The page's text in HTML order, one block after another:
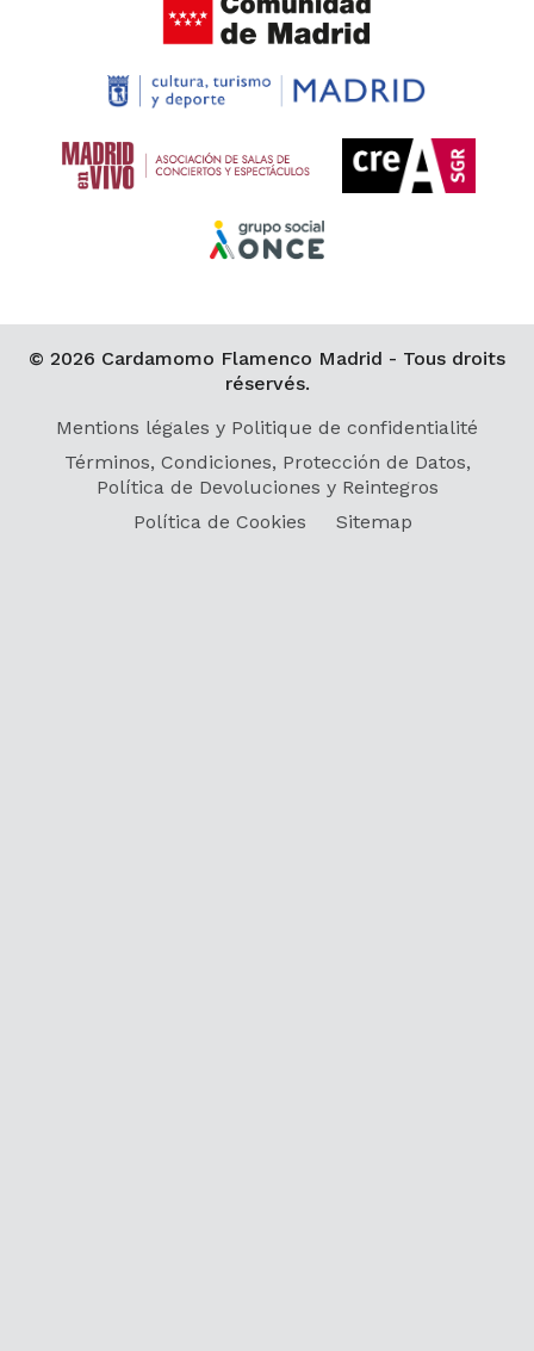
© 2026 Cardamomo Flamenco Madrid - Tous droits
réservés.
Mentions légales y Politique de confidentialité
Términos, Condiciones, Protección de Datos,
Política de Devoluciones y Reintegros
Política de Cookies
Sitemap